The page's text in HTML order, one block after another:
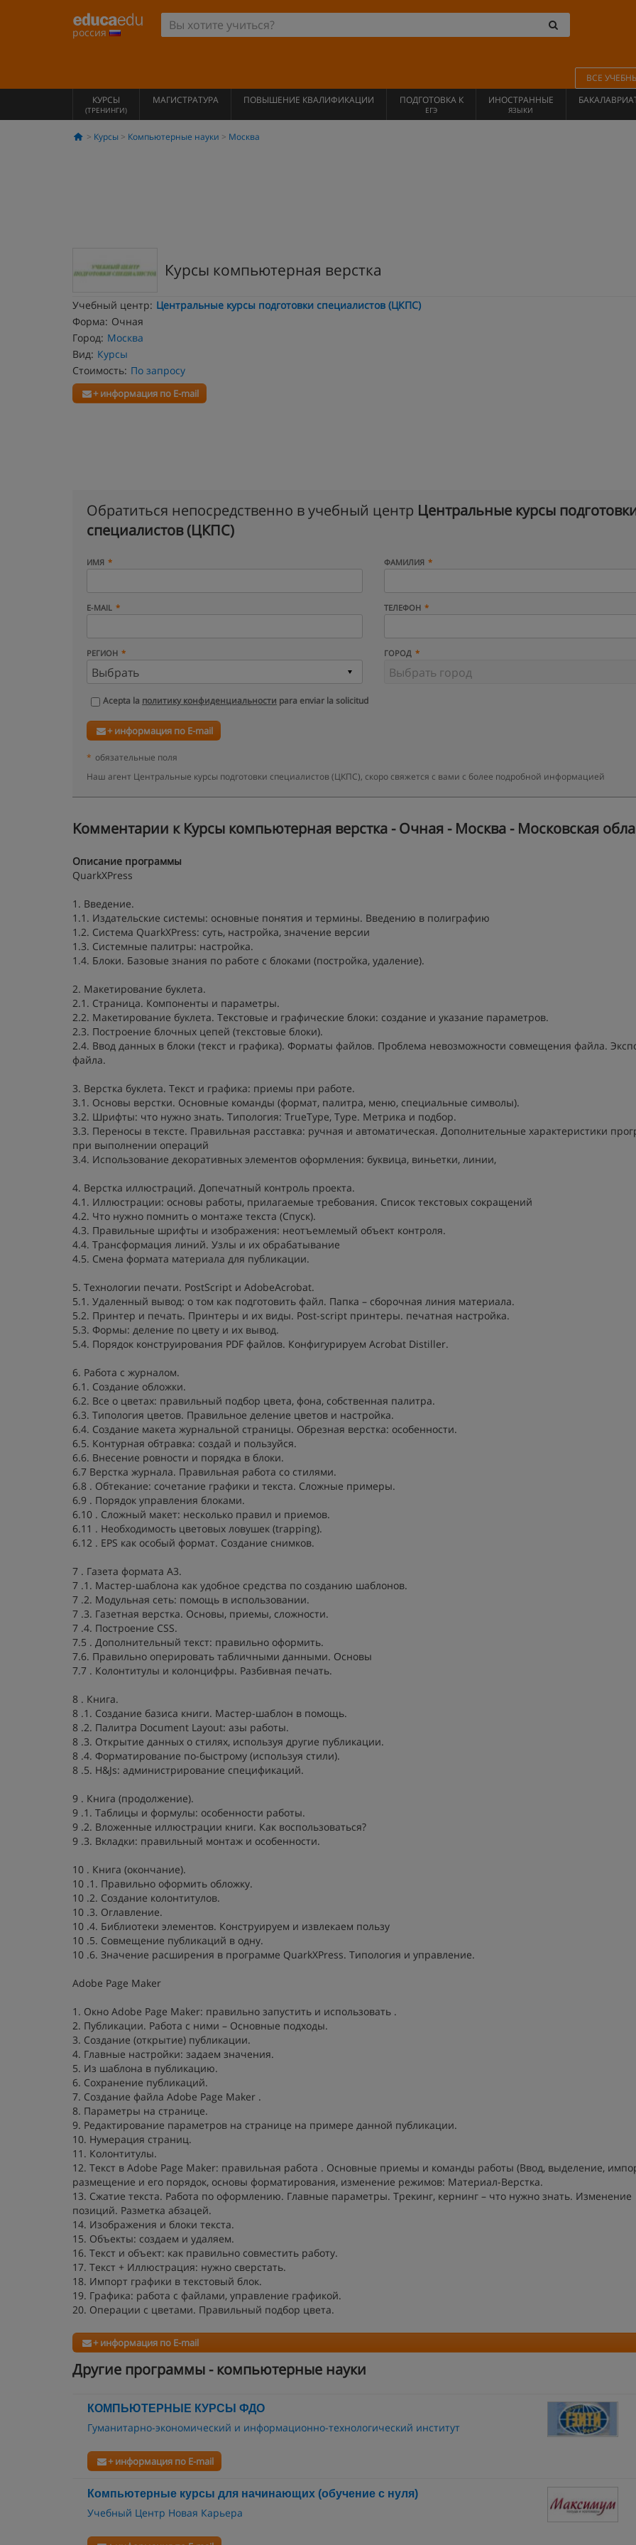
россия
ВСЕ
КУРСЫ
(ТРЕНИНГИ)
МАГИСТРАТУРА ПОВЫШЕНИЕ КВАЛИФИКАЦИИ ПОДГОТОВКА К
ЕГЭ
ИНОСТРАННЫЕ
ЯЗЫКИ
Курсы Компьютерные науки Москва
Курсы компьютерная верстка
Учебный центр: Центральные курсы подготовки специалистов (ЦКПС)
Форма: Очная
Город: Москва
Вид: Курсы
Стоимость: По запросу
+ информация по E-mail
Обратиться непосредственно в учебный центр Центральные курсы
специалистов (ЦКПС)
ИМЯ ФАМИЛИЯ
E-MAIL ТЕЛЕФОН
РЕГИОН ГОРОД
Acepta la политику конфиденциальности para enviar la solicitud
+ информация по E-mail
* обязательные поля
Наш агент Центральные курсы подготовки специалистов (ЦКПС), скоро свяжется с вами с более подробной информацией
Kомментарии к Курсы компьютерная верстка - Очная - Москва - Московская
Описание программы
QuarkXPress
1. Введение.
1.1. Издательские системы: основные понятия и термины. Введению в полиграфию
1.2. Система QuarkXPress: суть, настройка, значение версии
1.3. Системные палитры: настройка.
1.4. Блоки. Базовые знания по работе с блоками (постройка, удаление).
2. Макетирование буклета.
2.1. Страница. Компоненты и параметры.
2.2. Макетирование буклета. Текстовые и графические блоки: создание и указание параметров.
2.3. Построение блочных цепей (текстовые блоки).
2.4. Ввод данных в блоки (текст и графика). Форматы файлов. Проблема невозможности совмещения файла.
файла.
3. Верстка буклета. Текст и графика: приемы при работе.
3.1. Основы верстки. Основные команды (формат, палитра, меню, специальные символы).
3.2. Шрифты: что нужно знать. Типология: TrueType, Type. Метрика и подбор.
3.3. Переносы в тексте. Правильная расставка: ручная и автоматическая. Дополнительные характеристики
при выполнении операций
3.4. Использование декоративных элементов оформления: буквица, виньетки, линии,
4. Верстка иллюстраций. Допечатный контроль проекта.
4.1. Иллюстрации: основы работы, прилагаемые требования. Список текстовых сокращений
4.2. Что нужно помнить о монтаже текста (Спуск).
4.3. Правильные шрифты и изображения: неотъемлемый объект контроля.
4.4. Трансформация линий. Узлы и их обрабатывание
4.5. Смена формата материала для публикации.
5. Технологии печати. PostScript и AdobeAcrobat.
5.1. Удаленный вывод: о том как подготовить файл. Папка – сборочная линия материала.
5.2. Принтер и печать. Принтеры и их виды. Post-script принтеры. печатная настройка.
5.3. Формы: деление по цвету и их вывод.
5.4. Порядок конструирования PDF файлов. Конфигурируем Acrobat Distiller.
6. Работа с журналом.
6.1. Создание обложки.
6.2. Все о цветах: правильный подбор цвета, фона, собственная палитра.
6.3. Типология цветов. Правильное деление цветов и настройка.
6.4. Создание макета журнальной страницы. Обрезная верстка: особенности.
6.5. Контурная обтравка: создай и пользуйся.
6.6. Внесение ровности и порядка в блоки.
6.7 Верстка журнала. Правильная работа со стилями.
6.8 . Обтекание: сочетание графики и текста. Сложные примеры.
6.9 . Порядок управления блоками.
6.10 . Сложный макет: несколько правил и приемов.
6.11 . Необходимость цветовых ловушек (trapping).
6.12 . EPS как особый формат. Создание снимков.
7 . Газета формата A3.
7 .1. Мастер-шаблона как удобное средства по созданию шаблонов.
7 .2. Модульная сеть: помощь в использовании.
7 .3. Газетная верстка. Основы, приемы, сложности.
7 .4. Построение CSS.
7.5 . Дополнительный текст: правильно оформить.
7.6. Правильно оперировать табличными данными. Основы
7.7 . Колонтитулы и колонцифры. Разбивная печать.
8 . Книга.
8 .1. Создание базиса книги. Мастер-шаблон в помощь.
8 .2. Палитра Document Layout: азы работы.
8 .3. Открытие данных о стилях, используя другие публикации.
8 .4. Форматирование по-быстрому (используя стили).
8 .5. H&Js: администрирование спецификаций.
9 . Книга (продолжение).
9 .1. Таблицы и формулы: особенности работы.
9 .2. Вложенные иллюстрации книги. Как воспользоваться?
9 .3. Вкладки: правильный монтаж и особенности.
10 . Книга (окончание).
10 .1. Правильно оформить обложку.
10 .2. Создание колонтитулов.
10 .3. Оглавление.
10 .4. Библиотеки элементов. Конструируем и извлекаем пользу
10 .5. Совмещение публикаций в одну.
10 .6. Значение расширения в программе QuarkXPress. Типология и управление.
Adobe Page Maker
1. Окно Adobe Page Maker: правильно запустить и использовать .
2. Публикации. Работа с ними – Основные подходы.
3. Создание (открытие) публикации.
4. Главные настройки: задаем значения.
5. Из шаблона в публикацию.
6. Сохранение публикаций.
7. Создание файла Adobe Page Maker .
8. Параметры на странице.
9. Редактирование параметров на странице на примере данной публикации.
10. Нумерация страниц.
11. Колонтитулы.
12. Текст в Adobe Page Maker: правильная работа . Основные приемы и команды работы (Ввод, выделение,
размещение и его порядок, основы форматирования, изменение режимов: Материал-Верстка.
13. Сжатие текста. Работа по оформлению. Главные параметры. Трекинг, кернинг – что нужно знать. Изменение
позиций. Разметка абзацей.
14. Изображения и блоки текста.
15. Объекты: создаем и удаляем.
16. Текст и объект: как правильно совместить работу.
17. Текст + Иллюстрация: нужно сверстать.
18. Импорт графики в текстовый блок.
19. Графика: работа с файлами, управление графикой.
20. Операции с цветами. Правильный подбор цвета.
+ информация по E-mail
Другие программы - компьютерные науки
КОМПЬЮТЕРНЫЕ КУРСЫ ФДО
Гуманитарно-экономический и информационно-технологический институт
+ информация по E-mail
Компьютерные курсы для начинающих (обучение с нуля)
Учебный Центр Новая Карьера